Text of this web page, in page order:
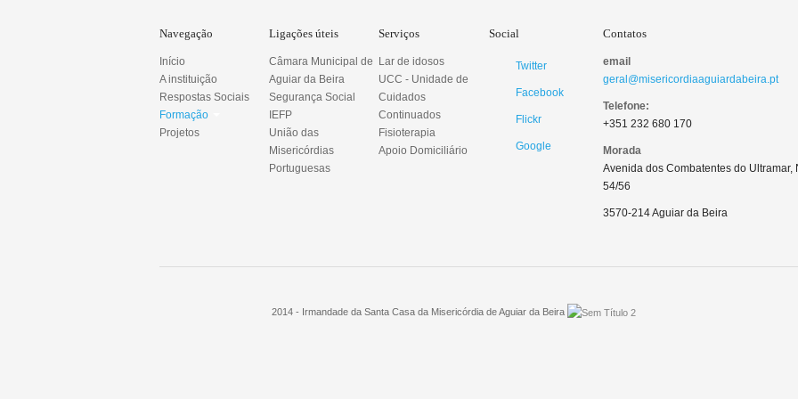
Navegação
Início
A instituição
Respostas Sociais
Formação
Projetos
Ligações úteis
Câmara Municipal de
Aguiar da Beira
Segurança Social
IEFP
União das
Misericórdias
Portuguesas
Serviços
Lar de idosos
UCC - Unidade de
Cuidados
Continuados
Fisioterapia
Apoio Domiciliário
Social
Twitter
Facebook
Flickr
Google
Contatos
email
geral@misericordiaaguiardabeira.pt
Telefone:
+351 232 680 170
Morada
Avenida dos Combatentes do Ultramar,
54/56
3570-214 Aguiar da Beira
2014 - Irmandade da Santa Casa da Misericórdia de Aguiar da Beira